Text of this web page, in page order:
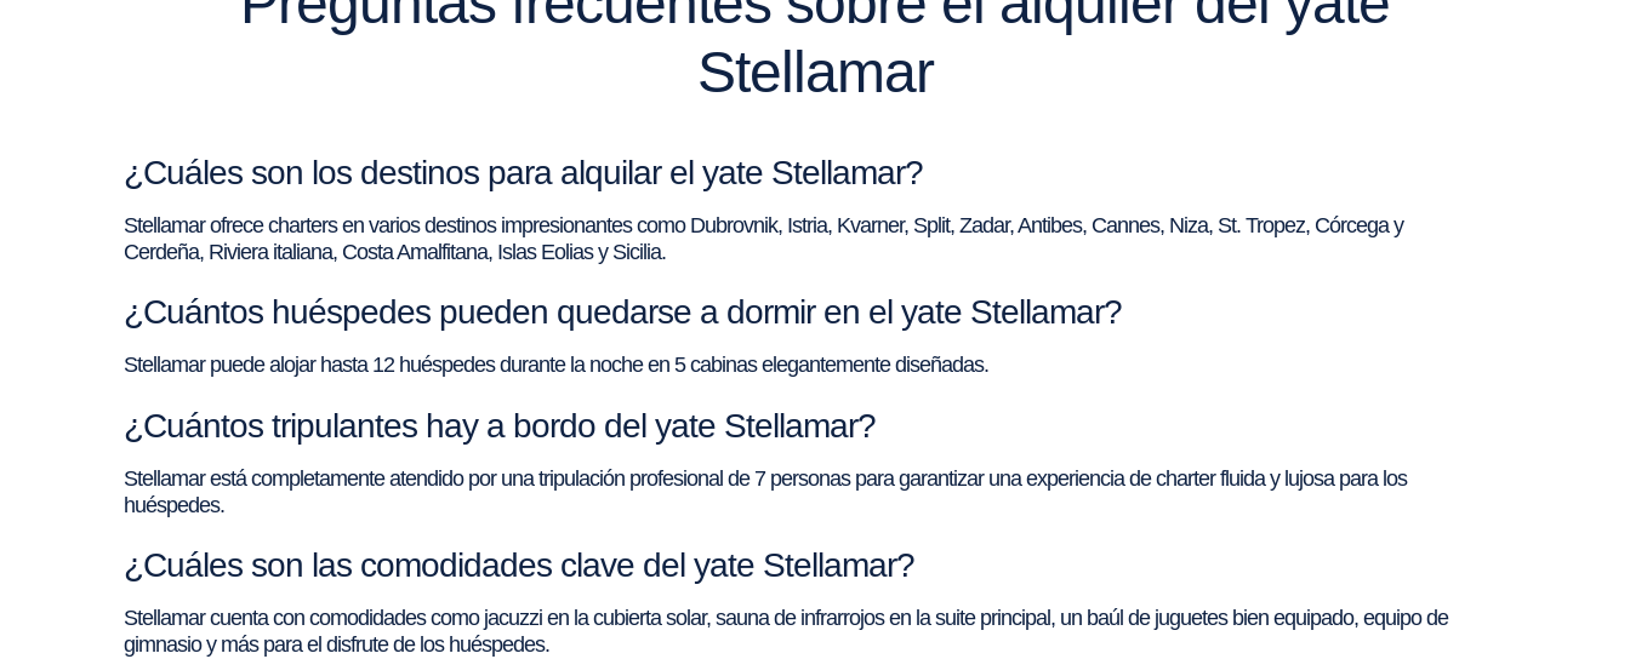
Stellamar
¿Cuáles son los destinos para alquilar el yate Stellamar?
Stellamar ofrece charters en varios destinos impresionantes como Dubrovnik, Istria, Kvarner, Split, Zadar, Antibes, Cannes, Niza, St. Tropez, Córcega y
Cerdeña, Riviera italiana, Costa Amalfitana, Islas Eolias y Sicilia.
¿Cuántos huéspedes pueden quedarse a dormir en el yate Stellamar?
Stellamar puede alojar hasta 12 huéspedes durante la noche en 5 cabinas elegantemente diseñadas.
¿Cuántos tripulantes hay a bordo del yate Stellamar?
Stellamar está completamente atendido por una tripulación profesional de 7 personas para garantizar una experiencia de charter fluida y lujosa para los
huéspedes.
¿Cuáles son las comodidades clave del yate Stellamar?
Stellamar cuenta con comodidades como jacuzzi en la cubierta solar, sauna de infrarrojos en la suite principal, un baúl de juguetes bien equipado, equipo de
gimnasio y más para el disfrute de los huéspedes.